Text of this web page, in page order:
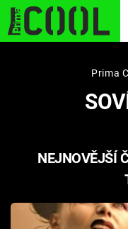
STARHOUSE
PLNEJ KOTEL
Prima
NEJNOVĚJŠÍ